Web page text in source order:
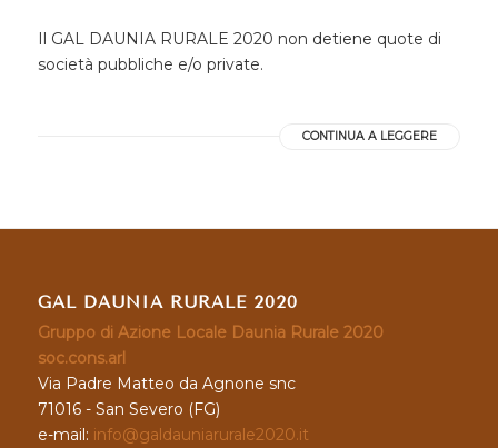
Il GAL DAUNIA RURALE 2020 non detiene quote di
società pubbliche e/o private.
CONTINUA A LEGGERE
GAL DAUNIA RURALE 2020
Gruppo di Azione Locale Daunia Rurale 2020
soc.cons.arl
Via Padre Matteo da Agnone snc
71016 - San Severo (FG)
e-mail: info@galdauniarurale2020.it